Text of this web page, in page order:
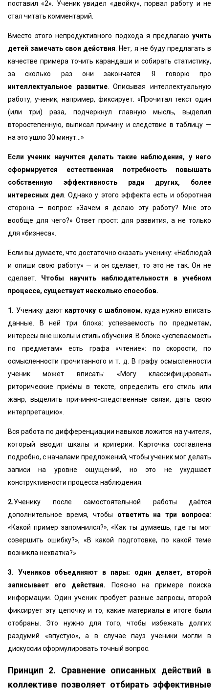
поставил «2». Ученик увидел «двойку», порвал работу и не
стал читать комментарий.
Вместо этого непродуктивного подхода я предлагаю учить
детей замечать свои действия. Нет, я не буду предлагать в
качестве примера точить карандаши и собирать статистику,
за сколько раз они закончатся. Я говорю про
интеллектуальное развитие. Описывая интеллектуальную
работу, ученик, например, фиксирует: «Прочитал текст один
(или три) раза, подчеркнул главную мысль, выделил
второстепенную, выписал причину и следствие в таблицу —
на это ушло 30 минут…»
Если ученик научится делать такие наблюдения, у него
сформируется естественная потребность повышать
собственную эффективность ради других, более
интересных дел. Однако у этого эффекта есть и оборотная
сторона — вопрос: «Зачем я делаю эту работу? Мне это
вообще для чего?» Ответ прост: для развития, а не только
для «бизнеса».
Если вы думаете, что достаточно сказать ученику: «Наблюдай
и опиши свою работу» — и он сделает, то это не так. Он не
сделает. Чтобы научить наблюдательности в учебном
процессе, существует несколько способов.
1. Ученику дают карточку с шаблоном, куда нужно вписать
данные. В ней три блока: успеваемость по предметам,
интересы вне школы и стиль обучения. В блоке «успеваемость
по предметам» есть графа «чтение»: по скорости, по
осмысленности прочитанного и т. д. В графу осмысленности
ученик может вписать: «Могу классифицировать
риторические приёмы в тексте, определить его стиль или
жанр, выделить причинно-следственные связи, дать свою
интерпретацию».
Вся работа по дифференциации навыков ложится на учителя,
который вводит шкалы и критерии. Карточка составлена
подробно, с началами предложений, чтобы ученик мог делать
записи на уровне ощущений, но это не ухудшает
конструктивности процесса наблюдения.
2.Ученику после самостоятельной работы даётся
дополнительное время, чтобы ответить на три вопроса:
«Какой пример запомнился?», «Как ты думаешь, где ты мог
совершить ошибку?», «В какой подготовке, по какой теме
возникла нехватка?»
3.
Учеников объединяют в пары: один делает, второй
записывает его действия. Поясню на примере поиска
информации. Один ученик пробует разные запросы, второй
фиксирует эту цепочку и то, какие материалы в итоге были
отобраны. Это нужно для того, чтобы избежать долгих
раздумий «впустую», а в случае пауз ученики могли в
дискуссии сформулировать точный вопрос.
Принцип 2. Сравнение описанных действий в
коллективе позволяет отбирать эффективные